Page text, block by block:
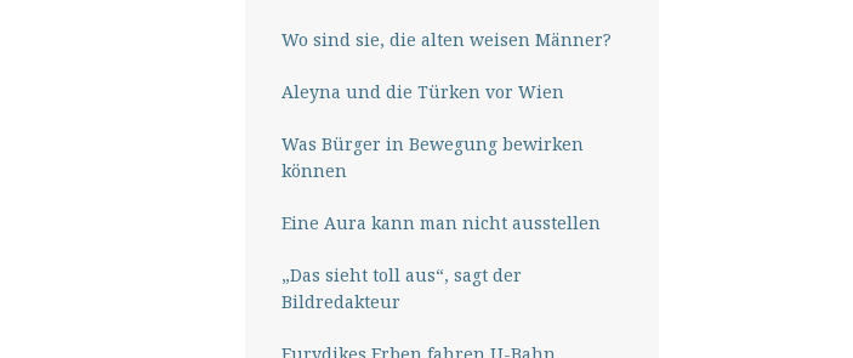
Wo sind sie, die alten weisen Männer?
Aleyna und die Türken vor Wien
Was Bürger in Bewegung bewirken
können
Eine Aura kann man nicht ausstellen
„Das sieht toll aus“, sagt der
Bildredakteur